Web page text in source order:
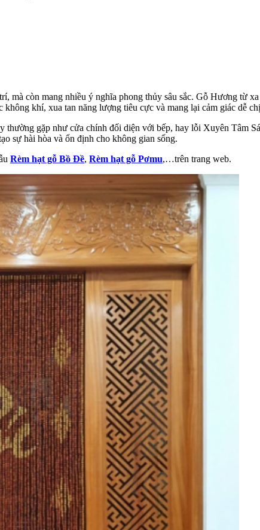
mà còn mang nhiều ý nghĩa phong thủy sâu sắc. Gỗ Hương từ
khí, xua tan năng lượng tiêu cực và mang lại cảm giác dễ
gặp như cửa chính đối diện với bếp, hay lỗi Xuyên Tâm
sự hài hòa và ổn định cho không gian sống.
Rèm hạt gỗ Bồ Đề, Rèm hạt gỗ Pơmu,…trên trang web.